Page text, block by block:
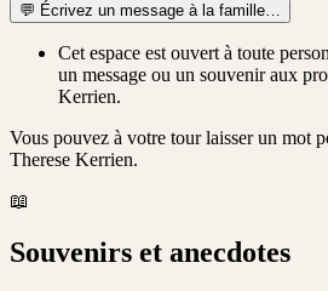
💬 Écrivez un message à la famille…
Cet espace est ouvert à toute
un message ou un souvenir aux
Kerrien.
Vous pouvez à votre tour laisser un mot
Therese Kerrien.
📖
Souvenirs et anecdotes